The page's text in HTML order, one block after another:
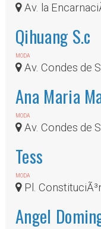
Av. la
Qihuang S.c
MODA
Av. Condes de
Ana Maria
MODA
Av. Condes de
Tess
MODA
Pl.
Angel